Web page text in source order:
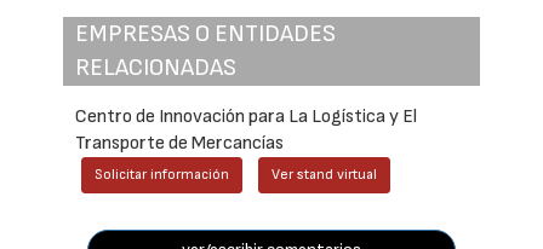
EMPRESAS O ENTIDADES
RELACIONADAS
Centro de Innovación para La Logística y El
Transporte de Mercancías
Solicitar información Ver stand virtual